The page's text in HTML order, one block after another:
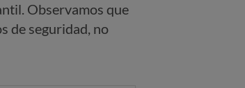
Observamos que
de seguridad, no